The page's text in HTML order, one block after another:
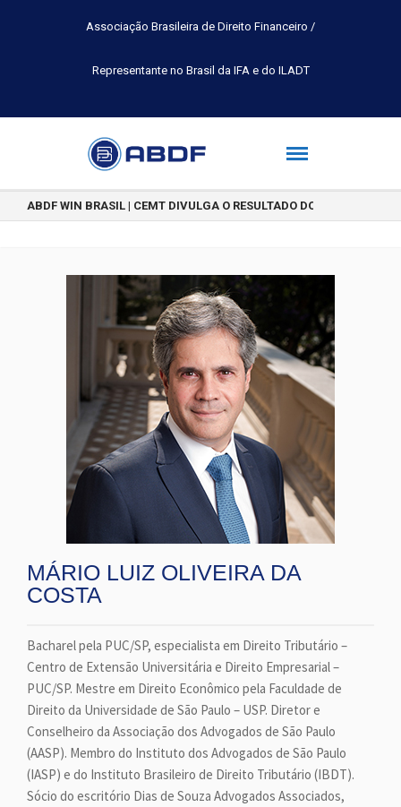
Associação Brasileira de Direito Financeiro /
Representante no Brasil da IFA e do ILADT
ABDF WIN BRASIL | CEMT DIVULGA O RESULTADO DO CONCURSO
MÁRIO LUIZ OLIVEIRA DA
COSTA
Bacharel pela PUC/SP, especialista em Direito Tributário –
Centro de Extensão Universitária e Direito Empresarial –
PUC/SP. Mestre em Direito Econômico pela Faculdade de
Direito da Universidade de São Paulo – USP. Diretor e
Conselheiro da Associação dos Advogados de São Paulo
(AASP). Membro do Instituto dos Advogados de São Paulo
(IASP) e do Instituto Brasileiro de Direito Tributário (IBDT).
Sócio do escritório Dias de Souza Advogados Associados,